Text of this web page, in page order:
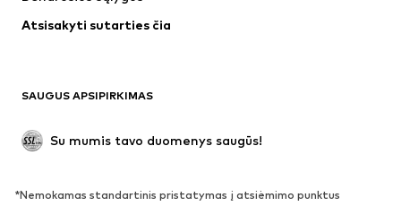
Apatiniai
Paltai
Proginiai
Išskirtiniai
BATAI
Atsisakyti sutarties čia
SAUGUS APSIPIRKIMAS
Su mumis tavo duomenys saugūs!
*Nemokamas standartinis pristatymas į atsiėmimo punktus